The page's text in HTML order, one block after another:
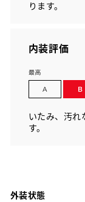
ります。
内装評価
いたみ、汚れ
す。
外装状態